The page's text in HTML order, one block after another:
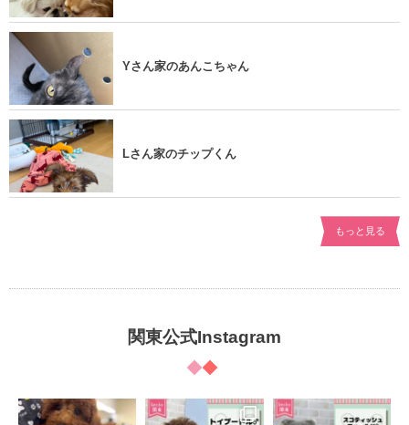
Yさん家のあんこちゃん
Lさん家のチップくん
もっと見る
関東公式Instagram